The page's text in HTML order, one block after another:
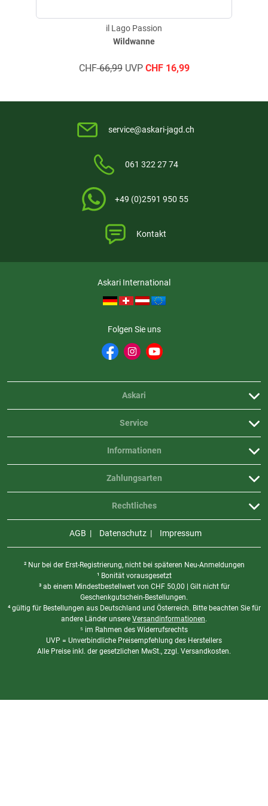
Wildwanne
il Lago Passion
CHF66,99UVP CHF16,99
service@askari-jagd.ch
061 322 27 74
+49 (0)2591 950 55
Kontakt
Askari International
Folgen Sie uns
Askari
Service
Informationen
Rechtliches
Zahlungsarten
AGB Datenschutz Impressum
² Nur bei der Erst-Registrierung, nicht bei späteren Neu-Anmeldungen
¹ Bonität vorausgesetzt
³ ab einem Mindestbestellwert von CHF50,00 | Gilt nicht für
Geschenkgutschein-Bestellungen.
⁴ gültig für Bestellungen aus Deutschland und Österreich. Bitte beachten Sie für
andere Länder unsere Versandinformationen.
⁵ im Rahmen des Widerrufsrechts
UVP = Unverbindliche Preisempfehlung des Herstellers
Alle Preise inkl. der gesetzlichen MwSt., zzgl. Versandkosten.